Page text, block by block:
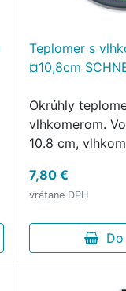
Teplomer s
¤10,8cm
Okrúhly
vlhkomerom.
10.8 cm,
+45 °C. Český
7,80 €
vrátane DPH
Do